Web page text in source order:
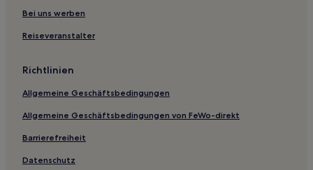
Rotes Haus Hotels
Dundas Hotels
Cardigan Nord Hotels
Wood Islands Hotels
French Village Hotels
Harmony Hotels
Inverness Hotels
Bei uns werben
Reiseveranstalter
Richtlinien
Allgemeine Geschäftsbedingungen
Allgemeine Geschäftsbedingungen von FeWo-direkt
Barrierefreiheit
Datenschutz